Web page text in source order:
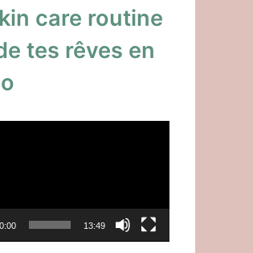
care routine
tes rêves en
13:49